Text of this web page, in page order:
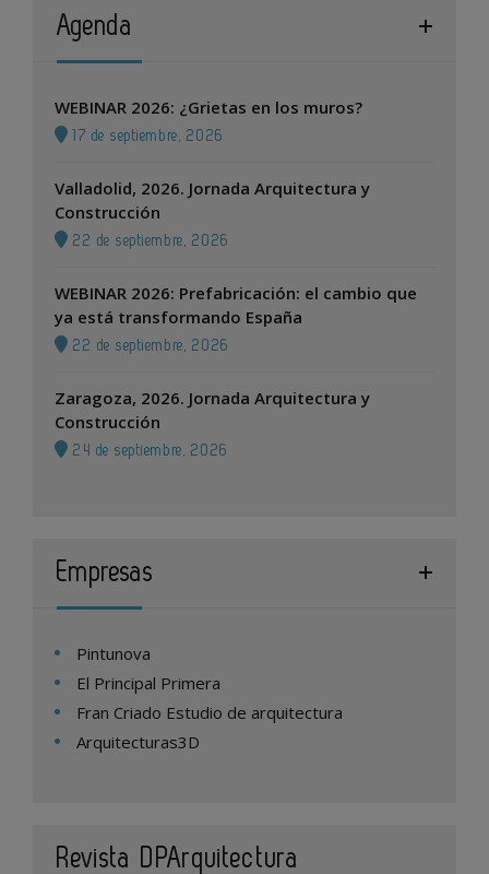
Agenda
WEBINAR 2026: ¿Grietas en los muros?
17 de septiembre, 2026
Valladolid, 2026. Jornada Arquitectura y
Construcción
22 de septiembre, 2026
WEBINAR 2026: Prefabricación: el cambio que
ya está transformando España
22 de septiembre, 2026
Zaragoza, 2026. Jornada Arquitectura y
Construcción
24 de septiembre, 2026
Empresas
Pintunova
El Principal Primera
Fran Criado Estudio de arquitectura
Arquitecturas3D
Revista DPArquitectura